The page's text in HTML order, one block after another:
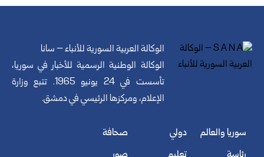
الوكالة العربية السورية للأنباء – سانا
الوكالة الوطنية الرسمية للأخبار في سوريا،
تأسست في 24 يونيو 1965. تتبع وزارة
الإعلام، ومركزها الرئيسي في دمشق.
سوريا والعالم
دولي
صحافة